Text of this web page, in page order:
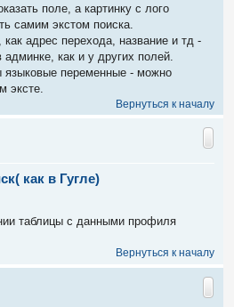
поле, а картинку с лого
самим экстом поиска.
адрес перехода, название и тд -
как и у других полей.
переменные - можно
эксте.
Вернуться к началу
как в Гугле)
таблицы с данными профиля
Вернуться к началу